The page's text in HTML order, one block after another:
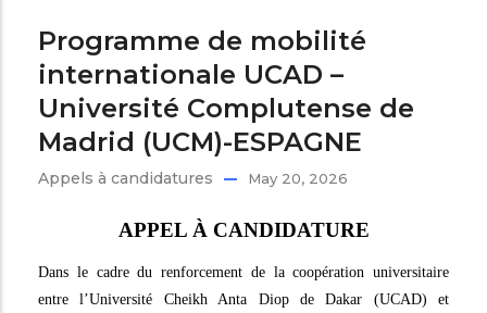
Programme de mobilité
internationale UCAD –
Université Complutense de
Madrid (UCM)-ESPAGNE
Appels à candidatures May 20, 2026
APPEL À CANDIDATURE
Dans le cadre du renforcement de la coopération universitaire
entre l’Université Cheikh Anta Diop de Dakar (UCAD) et